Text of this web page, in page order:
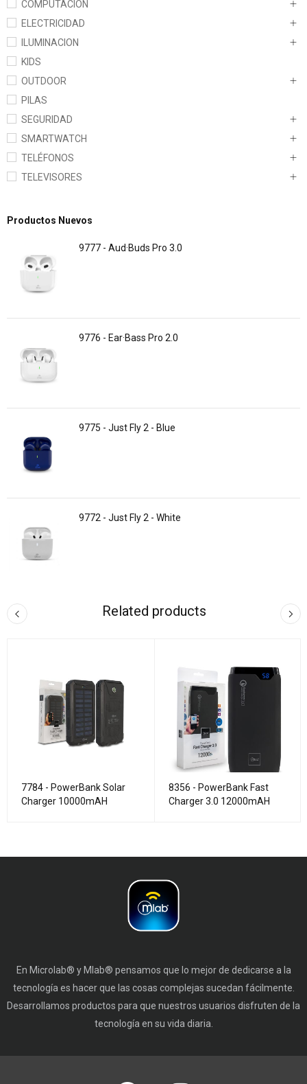
COMPUTACION
ELECTRICIDAD
ILUMINACION
KIDS
OUTDOOR
PILAS
SEGURIDAD
SMARTWATCH
TELÉFONOS
TELEVISORES
Productos Nuevos
9777 - Aud·Buds Pro 3.0
9776 - Ear·Bass Pro 2.0
9775 - Just Fly 2 - Blue
9772 - Just Fly 2 - White
Related products
7784 - PowerBank Solar
Charger 10000mAH
8356 - PowerBank Fast
Charger 3.0 12000mAH
En Microlab® y Mlab® pensamos que lo mejor de dedicarse a la
tecnología es hacer que las cosas complejas sucedan fácilmente.
Desarrollamos productos para que nuestros usuarios disfruten de la
tecnología en su vida diaria.